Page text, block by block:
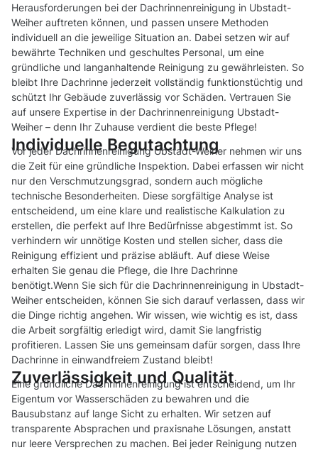
Herausforderungen bei der Dachrinnenreinigung in Ubstadt-
Weiher auftreten können, und passen unsere Methoden
individuell an die jeweilige Situation an. Dabei setzen wir auf
bewährte Techniken und geschultes Personal, um eine
gründliche und langanhaltende Reinigung zu gewährleisten. So
bleibt Ihre Dachrinne jederzeit vollständig funktionstüchtig und
schützt Ihr Gebäude zuverlässig vor Schäden. Vertrauen Sie
auf unsere Expertise in der Dachrinnenreinigung Ubstadt-
Weiher – denn Ihr Zuhause verdient die beste Pflege!
Individuelle Begutachtung
Vor jeder Dachrinnenreinigung Ubstadt-Weiher nehmen wir uns
die Zeit für eine gründliche Inspektion. Dabei erfassen wir nicht
nur den Verschmutzungsgrad, sondern auch mögliche
technische Besonderheiten. Diese sorgfältige Analyse ist
entscheidend, um eine klare und realistische Kalkulation zu
erstellen, die perfekt auf Ihre Bedürfnisse abgestimmt ist. So
verhindern wir unnötige Kosten und stellen sicher, dass die
Reinigung effizient und präzise abläuft. Auf diese Weise
erhalten Sie genau die Pflege, die Ihre Dachrinne
benötigt.Wenn Sie sich für die Dachrinnenreinigung in Ubstadt-
Weiher entscheiden, können Sie sich darauf verlassen, dass wir
die Dinge richtig angehen. Wir wissen, wie wichtig es ist, dass
die Arbeit sorgfältig erledigt wird, damit Sie langfristig
profitieren. Lassen Sie uns gemeinsam dafür sorgen, dass Ihre
Dachrinne in einwandfreiem Zustand bleibt!
Zuverlässigkeit und Qualität
Eine gründliche Dachrinnenreinigung ist entscheidend, um Ihr
Eigentum vor Wasserschäden zu bewahren und die
Bausubstanz auf lange Sicht zu erhalten. Wir setzen auf
transparente Absprachen und praxisnahe Lösungen, anstatt
nur leere Versprechen zu machen. Bei jeder Reinigung nutzen